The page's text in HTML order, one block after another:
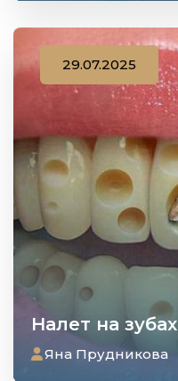
Налет на зубах
29.07.2025
Яна Прудникова